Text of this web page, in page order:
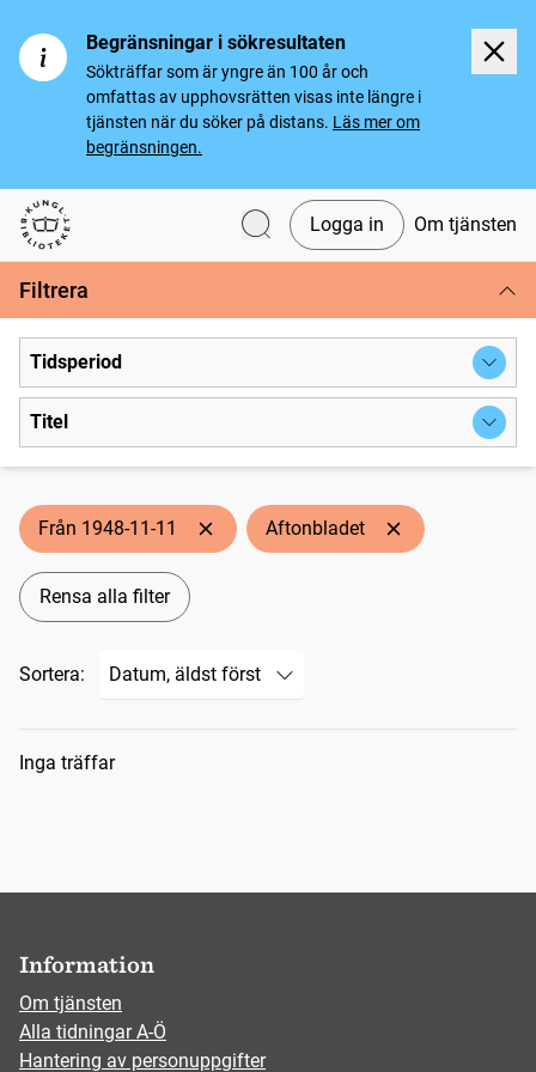
Begränsningar i sökresultaten
Sökträffar som är yngre än 100 år och
omfattas av upphovsrätten visas inte längre i
tjänsten när du söker på distans. Läs mer om
begränsningen.
Svenska tidningar
Logga in Om tjänsten
Filtrera
Tidsperiod
Titel
Från 1948-11-11 Aftonbladet
Rensa alla filter
Sortera:
Sökresultat
Inga träffar
Information
Om tjänsten
Alla tidningar A-Ö
Hantering av personuppgifter